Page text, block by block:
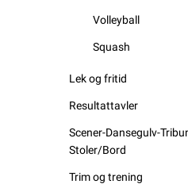
Volleyball
Squash
Lek og fritid
Resultattavler
Scener-Dansegulv-
Stoler/Bord
Trim og trening